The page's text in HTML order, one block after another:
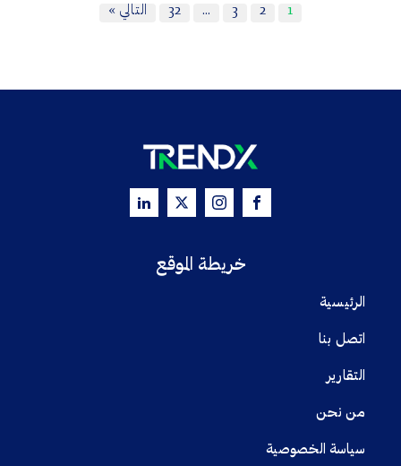
1
2
3
…
32 التالي »
خريطة الموقع
الرئيسية
اتصل بنا
التقارير
من نحن
سياسة الخصوصية